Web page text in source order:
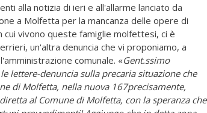
alla notizia di ieri e all'allarme lanciato da
a Molfetta per la mancanza delle opere di
cui vivono queste famiglie molfettesi, ci è
un'altra denuncia che vi proponiamo, a
comunale. «Gent.ssimo
lettere-denuncia sulla precaria situazione che
di Molfetta, nella nuova 167precisamente,
al Comune di Molfetta, con la speranza che